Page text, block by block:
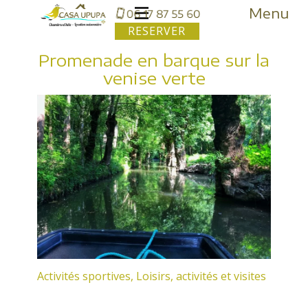
Menu
RESERVER
Promenade en barque sur la
venise verte
Activités sportives, Loisirs, activités et visites